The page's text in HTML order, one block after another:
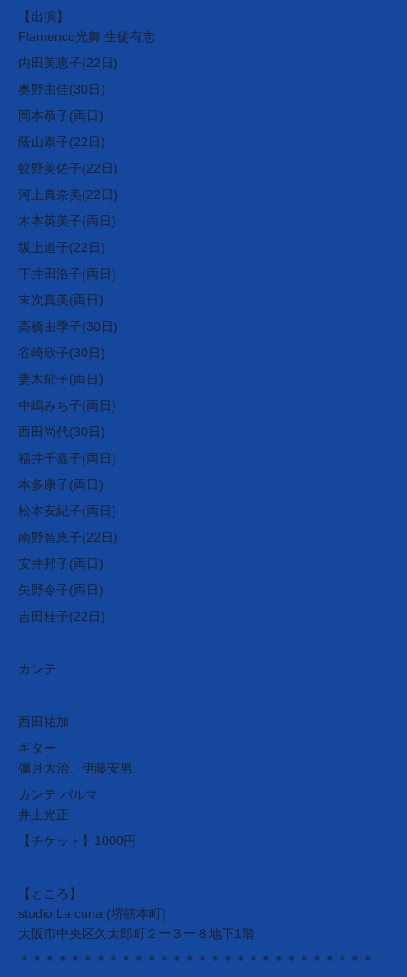
【出演】
Flamenco光舞 生徒有志
内田美恵子(22日)
奥野由佳(30日)
岡本恭子(両日)
蔭山泰子(22日)
蚊野美佐子(22日)
河上真奈美(22日)
木本英美子(両日)
坂上道子(22日)
下井田浩子(両日)
末次真美(両日)
高橋由季子(30日)
谷崎欣子(30日)
妻木郁子(両日)
中嶋みち子(両日)
西田尚代(30日)
福井千嘉子(両日)
本多康子(両日)
松本安紀子(両日)
南野智恵子(22日)
安井邦子(両日)
矢野令子(両日)
吉田桂子(22日)
カンテ
西田祐加
ギター
彌月大治、伊藤安男
カンテ パルマ
井上光正
【チケット】1000円
【ところ】
studio La cuna (堺筋本町)
大阪市中央区久太郎町２ー３ー８地下1階
＊＊＊＊＊＊＊＊＊＊＊＊＊＊＊＊＊＊＊＊＊＊＊＊＊＊＊＊